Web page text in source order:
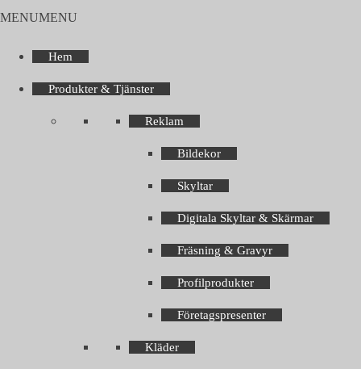
MENUMENU
Hem
Produkter & Tjänster
Reklam
Bildekor
Skyltar
Digitala Skyltar & Skärmar
Fräsning & Gravyr
Profilprodukter
Företagspresenter
Kläder